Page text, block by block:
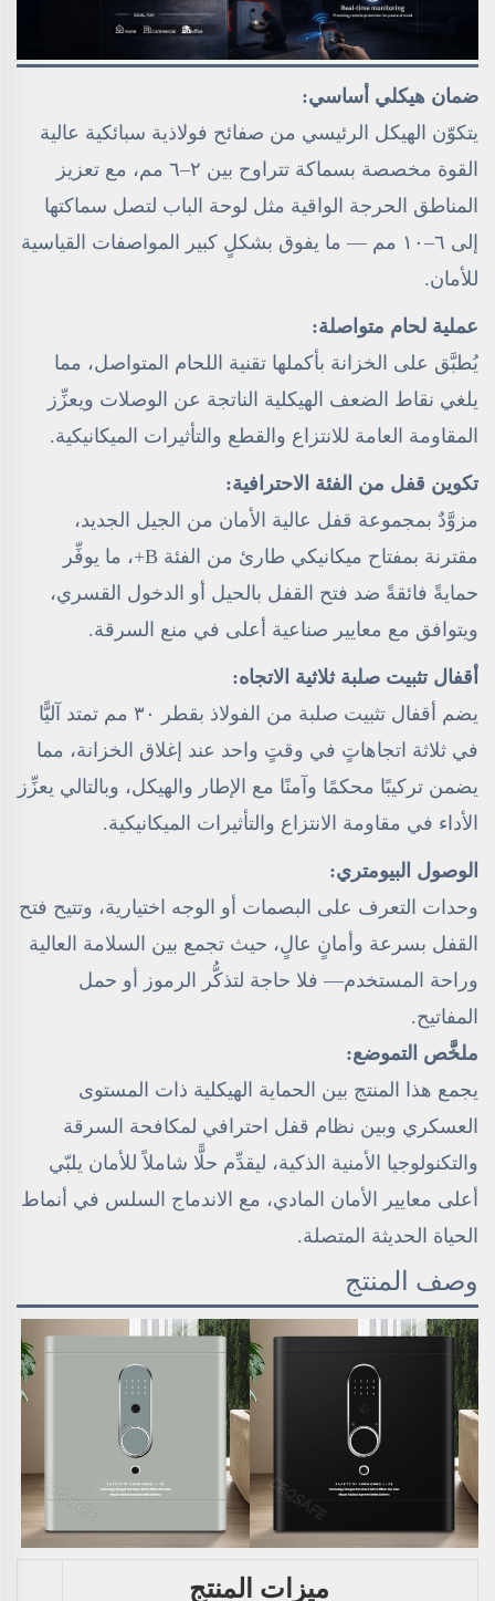
ضمان هيكلي أساسي:
يتكوّن الهيكل الرئيسي من صفائح فولاذية سبائكية عالية
القوة مخصصة بسماكة تتراوح بين ٢–٦ مم، مع تعزيز
المناطق الحرجة الواقية مثل لوحة الباب لتصل سماكتها
إلى ٦–١٠ مم — ما يفوق بشكلٍ كبير المواصفات القياسية
للأمان.
عملية لحام متواصلة:
يُطبَّق على الخزانة بأكملها تقنية اللحام المتواصل، مما
يلغي نقاط الضعف الهيكلية الناتجة عن الوصلات ويعزِّز
المقاومة العامة للانتزاع والقطع والتأثيرات الميكانيكية.
تكوين قفل من الفئة الاحترافية:
مزوَّدٌ بمجموعة قفل عالية الأمان من الجيل الجديد،
مقترنة بمفتاح ميكانيكي طارئ من الفئة B+، ما يوفِّر
حمايةً فائقةً ضد فتح القفل بالحيل أو الدخول القسري،
ويتوافق مع معايير صناعية أعلى في منع السرقة.
أقفال تثبيت صلبة ثلاثية الاتجاه:
يضم أقفال تثبيت صلبة من الفولاذ بقطر ٣٠ مم تمتد آليًّا
في ثلاثة اتجاهاتٍ في وقتٍ واحد عند إغلاق الخزانة، مما
يضمن تركيبًا محكمًا وآمنًا مع الإطار والهيكل، وبالتالي يعزِّز
الأداء في مقاومة الانتزاع والتأثيرات الميكانيكية.
الوصول البيومتري:
وحدات التعرف على البصمات أو الوجه اختيارية، وتتيح فتح
القفل بسرعة وأمانٍ عالٍ، حيث تجمع بين السلامة العالية
وراحة المستخدم— فلا حاجة لتذكُّر الرموز أو حمل
المفاتيح.
ملخَّص التموضع:
يجمع هذا المنتج بين الحماية الهيكلية ذات المستوى
العسكري وبين نظام قفل احترافي لمكافحة السرقة
والتكنولوجيا الأمنية الذكية، ليقدِّم حلًّا شاملاً للأمان يلبّي
أعلى معايير الأمان المادي، مع الاندماج السلس في أنماط
الحياة الحديثة المتصلة.
وصف المنتج
ميزات المنتج